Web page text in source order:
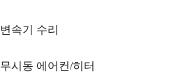
변속기 수리
무시동 에어컨/히터